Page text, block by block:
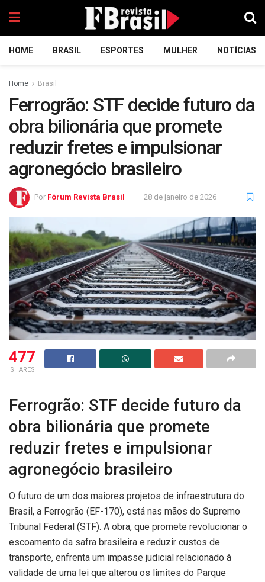
HOME BRASIL ESPORTES MULHER NOTÍCIAS
Home Brasil
Ferrogrão: STF decide futuro da
obra bilionária que promete
reduzir fretes e impulsionar
agronegócio brasileiro
Por Fórum Revista Brasil 28 de janeiro de 2026
477
SHARES
Ferrogrão: STF decide futuro da
obra bilionária que promete
reduzir fretes e impulsionar
agronegócio brasileiro
O futuro de um dos maiores projetos de infraestrutura do
Brasil, a Ferrogrão (EF-170), está nas mãos do Supremo
Tribunal Federal (STF). A obra, que promete revolucionar o
escoamento da safra brasileira e reduzir custos de
transporte, enfrenta um impasse judicial relacionado à
validade de uma lei que alterou os limites do Parque